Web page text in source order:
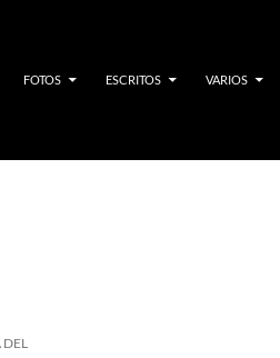
FOTOS ESCRITOS VARIOS
DEL